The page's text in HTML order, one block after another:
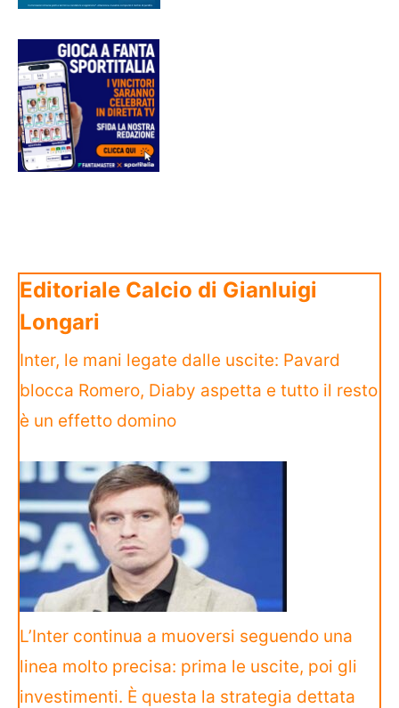
Editoriale Calcio di Gianluigi
Longari
Inter, le mani legate dalle uscite: Pavard
blocca Romero, Diaby aspetta e tutto il resto
è un effetto domino
L’Inter continua a muoversi seguendo una
linea molto precisa: prima le uscite, poi gli
investimenti. È questa la strategia dettata